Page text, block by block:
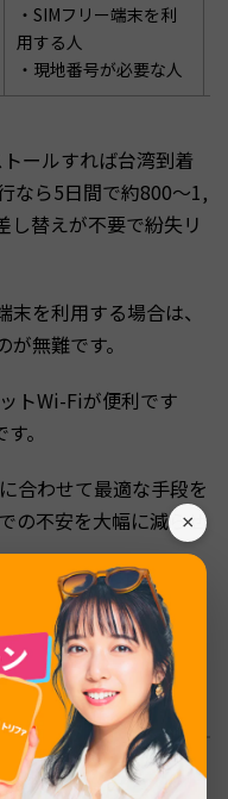
×
・SIMフリー端末を利
用する人
・現地番号が必要な人
ールすれば台湾到着
なら5日間で約800〜1,
し替えが不要で紛失リ
を利用する場合は、
無難です。
トWi-Fiが便利です
。
合わせて最適な手段を
の不安を大幅に減らせ
すすめ？選び方や購
安
される地域ですが、観